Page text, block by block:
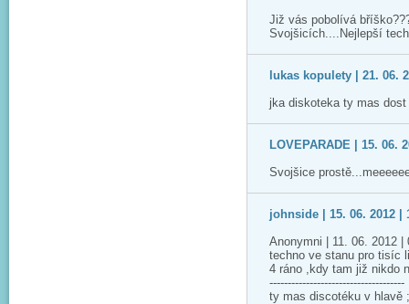
Již vás pobolívá
Svojšicích....Nejlepší
lukas kopulety | 21. 06.
jka diskoteka ty mas dost
LOVEPARADE | 15. 06.
Svojšice
johnside | 15. 06. 2012 |
Anonymni | 11. 06. 2012
techno ve stanu pro tisíc
4 ráno ,kdy tam již nikdo
-------------------------------------
ty mas discotéku v hlavě